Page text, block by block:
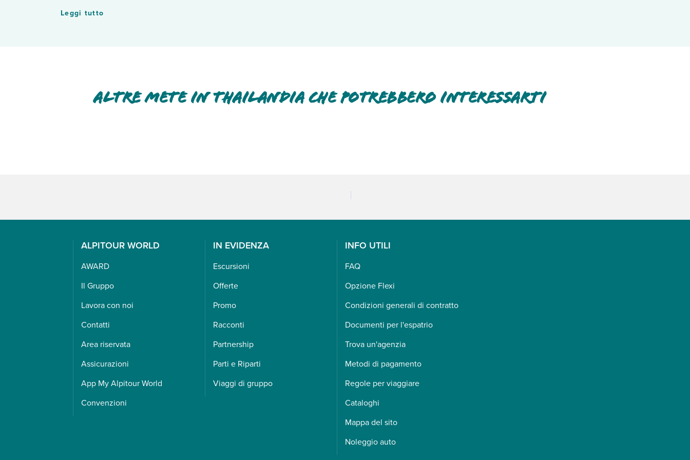
Leprese elettriche a Khao Lak
dispositivi elettronici.
Leggi tutto
Altre mete in Thailandia che potrebbero interessarti
ALPITOUR WORLD
AWARD
Il Gruppo
Lavora con noi
Contatti
Area riservata
Assicurazioni
App My Alpitour World
Convenzioni
IN EVIDENZA
Escursioni
Offerte
Promo
Racconti
Partnership
Parti e Riparti
Viaggi di gruppo
INFO UTILI
FAQ
Opzione Flexi
Condizioni generali di contratto
Documenti per l'espatrio
Trova un'agenzia
Metodi di pagamento
Regole per viaggiare
Cataloghi
Mappa del sito
Noleggio auto